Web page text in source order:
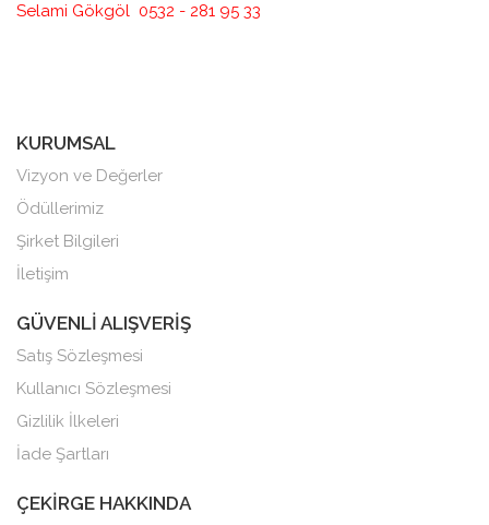
Selami Gökgöl 0532 - 281 95 33
KURUMSAL
Vizyon ve Değerler
Ödüllerimiz
Şirket Bilgileri
İletişim
GÜVENLİ ALIŞVERİŞ
Satış Sözleşmesi
Kullanıcı Sözleşmesi
Gizlilik İlkeleri
İade Şartları
ÇEKİRGE HAKKINDA